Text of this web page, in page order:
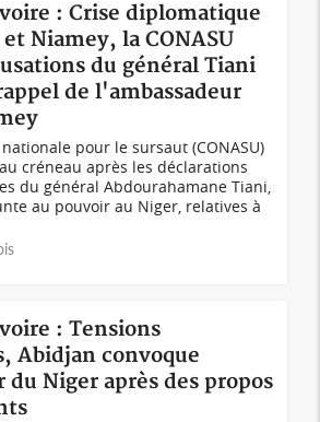
: Crise diplomatique
Niamey, la CONASU
du général Tiani
de l'ambassadeur
pour le sursaut (CONASU)
créneau après les déclarations
du général Abdourahamane Tiani,
au pouvoir au Niger, relatives à
: Tensions
Abidjan convoque
du Niger après des propos